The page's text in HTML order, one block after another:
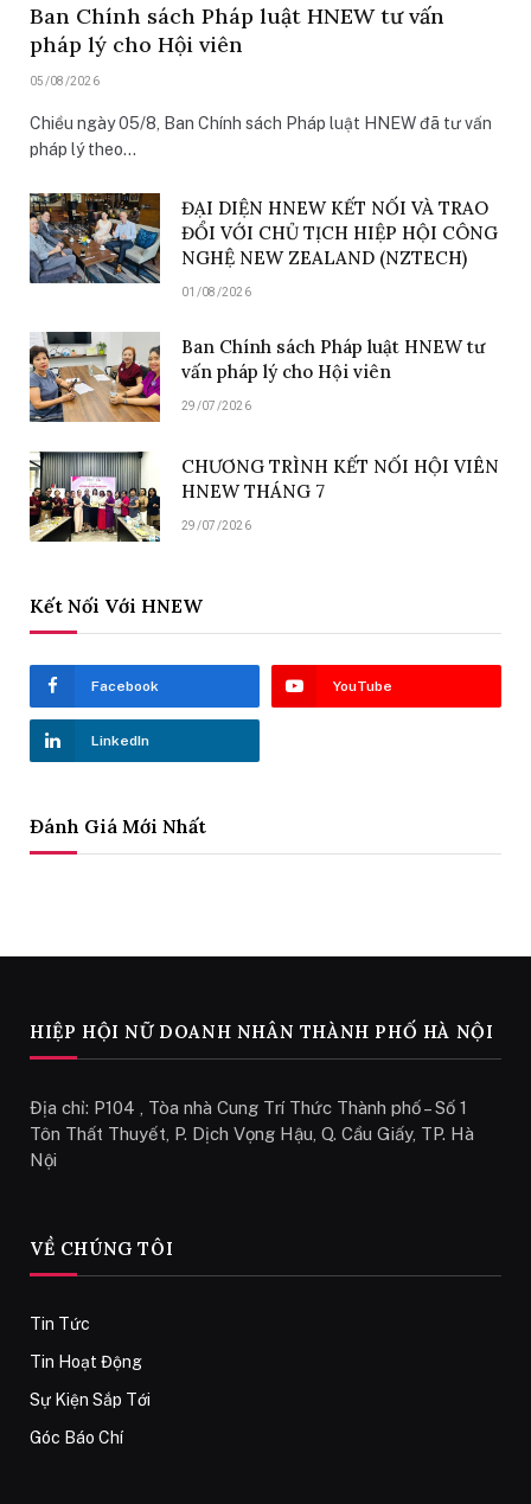
Ban Chính sách Pháp luật HNEW tư vấn
pháp lý cho Hội viên
05/08/2026
Chiều ngày 05/8, Ban Chính sách Pháp luật HNEW đã tư vấn
pháp lý theo…
ĐẠI DIỆN HNEW KẾT NỐI VÀ TRAO
ĐỔI VỚI CHỦ TỊCH HIỆP HỘI CÔNG
NGHỆ NEW ZEALAND (NZTECH)
01/08/2026
Ban Chính sách Pháp luật HNEW tư
vấn pháp lý cho Hội viên
29/07/2026
CHƯƠNG TRÌNH KẾT NỐI HỘI VIÊN
HNEW THÁNG 7
29/07/2026
Kết Nối Với HNEW
Facebook YouTube
LinkedIn
Đánh Giá Mới Nhất
HIỆP HỘI NỮ DOANH NHÂN THÀNH PHỐ HÀ NỘI
Địa chỉ: P104 , Tòa nhà Cung Trí Thức Thành phố – Số 1
Tôn Thất Thuyết, P. Dịch Vọng Hậu, Q. Cầu Giấy, TP. Hà
Nội
VỀ CHÚNG TÔI
Tin Tức
Tin Hoạt Động
Sự Kiện Sắp Tới
Góc Báo Chí